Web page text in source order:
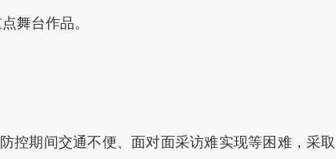
舞台作品。
期间交通不便、面对面采访难实现等困难，采取